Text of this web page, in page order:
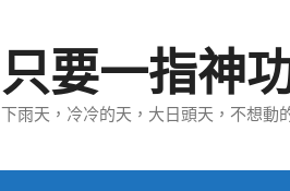
只要一指神
下雨天，冷冷的天，大日頭天，不想動